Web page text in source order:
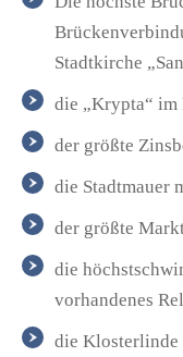
Stadtkirche
die „Krypta“ im
der größte
die Stadtmauer
der größte
die
vorhandenes
die Klosterlinde